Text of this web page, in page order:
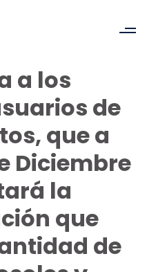
a los
de
que a
Diciembre
la
que
de